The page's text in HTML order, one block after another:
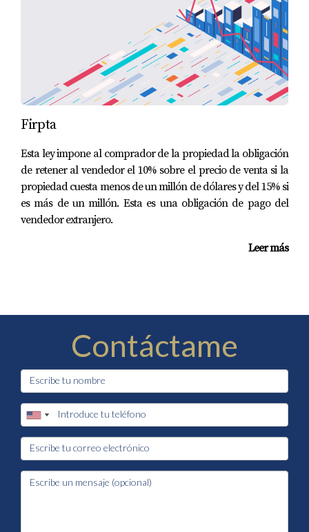
Firpta
Esta ley impone al comprador de la propiedad la obligación
de retener al vendedor el 10% sobre el precio de venta si la
propiedad cuesta menos de un millón de dólares y del 15% si
es más de un millón. Esta es una obligación de pago del
vendedor extranjero.
Leer más
Contáctame